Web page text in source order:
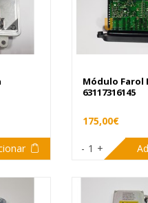
Módulo Farol
63117316145
175,00€
- 1 +